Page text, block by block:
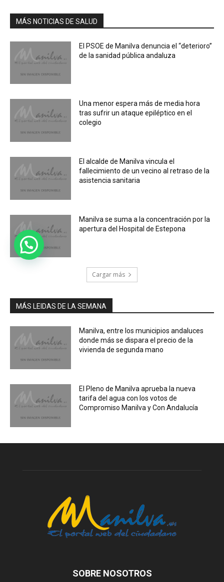
MÁS NOTICIAS DE SALUD
El PSOE de Manilva denuncia el “deterioro”
de la sanidad pública andaluza
Una menor espera más de media hora
tras sufrir un ataque epiléptico en el
colegio
El alcalde de Manilva vincula el
fallecimiento de un vecino al retraso de la
asistencia sanitaria
Manilva se suma a la concentración por la
apertura del Hospital de Estepona
Cargar más
MÁS LEIDAS DE LA SEMANA
Manilva, entre los municipios andaluces
donde más se dispara el precio de la
vivienda de segunda mano
El Pleno de Manilva aprueba la nueva
tarifa del agua con los votos de
Compromiso Manilva y Con Andalucía
SOBRE NOSOTROS